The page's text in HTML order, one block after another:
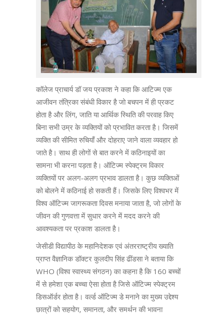
कॉलेज प्राचार्य डॉ जय प्रकाश ने कहा कि आटिज्म एक
आजीवन तंत्रिका संबंधी विकार है जो बचपन में ही प्रकट
होता है और लिंग, जाति या आर्थिक स्थिति की परवाह किए
बिना सभी उम्र के व्यक्तियों को प्रभावित करता है। जिसमें
व्यक्ति की सीमित रुचियाँ और दोहराए जाने वाला व्यवहार हो
जाते है। साथ ही लोगों से बात करने में कठिनाइयों का
सामना भी करना पड़ता है। ऑटिज्म स्पेक्ट्रम विकार
व्यक्तियों पर अलग-अलग प्रभाव डालता है। कुछ व्यक्तिओं
को बोलने में कठिनाई हो सकती हैं। जिसके लिए विश्वभर में
विश्व ऑटिज्म जागरूकता दिवस मनाया जाता है, जो लोगों के
जीवन की गुणवत्ता में सुधार करने में मदद करने की
आवश्यकता पर प्रकाश डालता है।
जेसीडी विद्यापीठ के महानिदेशक एवं अंतरराष्ट्रीय ख्याति
प्राप्त वैज्ञानिक डॉक्टर कुलदीप सिंह ढींडसा ने बताया कि
WHO (विश्व स्वास्थ्य संगठन) का कहना है कि 160 बच्चों
में से हमेशा एक बच्चा ऐसा होता है जिसे ऑटिज्म स्पेक्ट्रम
डिसऑर्डर होता है। वर्ल्ड ऑटिज्म डे मनाने का मुख्य उद्देश्य
छात्रों को सहयोग, समानता, और समर्थन की भावना